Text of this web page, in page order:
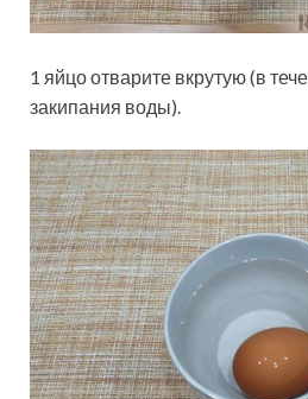
1 яйцо отварите вкрутую (в
закипания воды).